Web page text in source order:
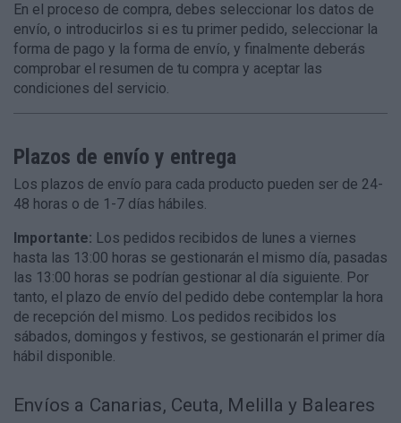
En el proceso de compra, debes seleccionar los datos de
envío, o introducirlos si es tu primer pedido, seleccionar la
forma de pago y la forma de envío, y finalmente deberás
comprobar el resumen de tu compra y aceptar las
condiciones del servicio.
Plazos de envío y entrega
Los plazos de envío para cada producto pueden ser de 24-
48 horas o de 1-7 días hábiles.
Importante: Los pedidos recibidos de lunes a viernes
hasta las 13:00 horas se gestionarán el mismo día, pasadas
las 13:00 horas se podrían gestionar al día siguiente. Por
tanto, el plazo de envío del pedido debe contemplar la hora
de recepción del mismo. Los pedidos recibidos los
sábados, domingos y festivos, se gestionarán el primer día
hábil disponible.
Envíos a Canarias, Ceuta, Melilla y Baleares